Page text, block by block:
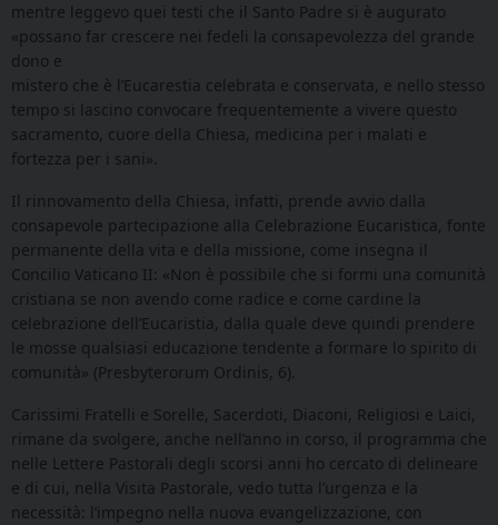
mentre leggevo quei testi che il Santo Padre si è augurato
«possano far crescere nei fedeli la consapevolezza del grande
dono e
mistero che è l’Eucarestia celebrata e conservata, e nello stesso
tempo si lascino convocare frequentemente a vivere questo
sacramento, cuore della Chiesa, medicina per i malati e
fortezza per i sani».
Il rinnovamento della Chiesa, infatti, prende avvio dalla
consapevole partecipazione alla Celebrazione Eucaristica, fonte
permanente della vita e della missione, come insegna il
Concilio Vaticano II: «Non è possibile che si formi una comunità
cristiana se non avendo come radice e come cardine la
celebrazione dell’Eucaristia, dalla quale deve quindi prendere
le mosse qualsiasi educazione tendente a formare lo spirito di
comunità» (Presbyterorum Ordinis, 6).
Carissimi Fratelli e Sorelle, Sacerdoti, Diaconi, Religiosi e Laici,
rimane da svolgere, anche nell’anno in corso, il programma che
nelle Lettere Pastorali degli scorsi anni ho cercato di delineare
e di cui, nella Visita Pastorale, vedo tutta l’urgenza e la
necessità: l’impegno nella nuova evangelizzazione, con